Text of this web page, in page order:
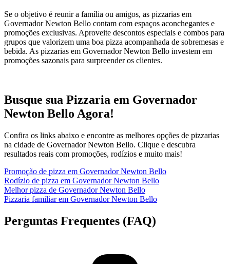
Se o objetivo é reunir a família ou amigos, as pizzarias em
Governador Newton Bello contam com espaços aconchegantes e
promoções exclusivas. Aproveite descontos especiais e combos para
grupos que valorizem uma boa pizza acompanhada de sobremesas e
bebida. As pizzarias em Governador Newton Bello investem em
promoções sazonais para surpreender os clientes.
Busque sua Pizzaria em Governador
Newton Bello Agora!
Confira os links abaixo e encontre as melhores opções de pizzarias
na cidade de Governador Newton Bello. Clique e descubra
resultados reais com promoções, rodízios e muito mais!
Promoção de pizza em Governador Newton Bello
Rodízio de pizza em Governador Newton Bello
Melhor pizza de Governador Newton Bello
Pizzaria familiar em Governador Newton Bello
Perguntas Frequentes (FAQ)